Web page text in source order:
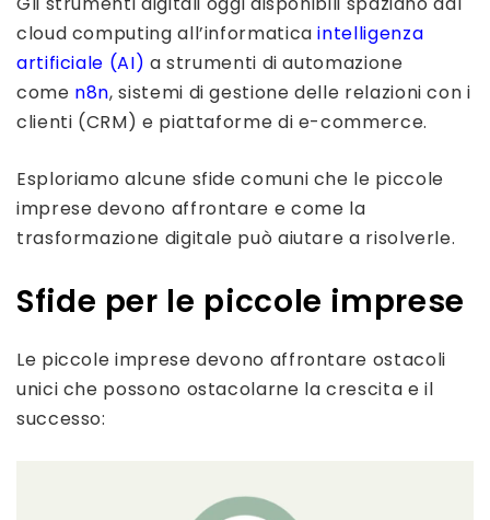
cloud computing all’informaticaintelligenza
artificiale (AI) a strumenti di automazione
come n8n, sistemi di gestione delle relazioni con i
clienti (CRM) e piattaforme di e-commerce.
Esploriamo alcune sfide comuni che le piccole
imprese devono affrontare e come la
trasformazione digitale può aiutare a risolverle.
Sfide per le piccole imprese
Le piccole imprese devono affrontare ostacoli
unici che possono ostacolarne la crescita e il
successo: